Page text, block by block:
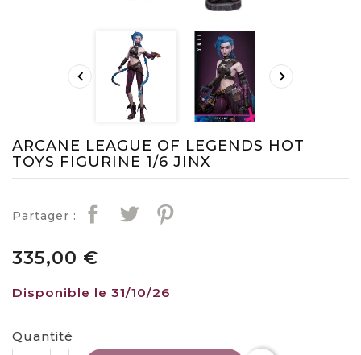
 
ARCANE LEAGUE OF LEGENDS HOT
TOYS FIGURINE 1/6 JINX
Partager :
335,00 €
Disponible le 31/10/26
Quantité